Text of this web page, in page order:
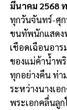
มีนาคม 2568
ทุกวันจันทร์-ศุก
ขนทัพนักแสดง
เชือดเฉือนอา
ของแม่ค้าน้ำพ
ทุกอย่างคืน ท่า
ระหว่างนางเ
พระเอกคลื่นลู